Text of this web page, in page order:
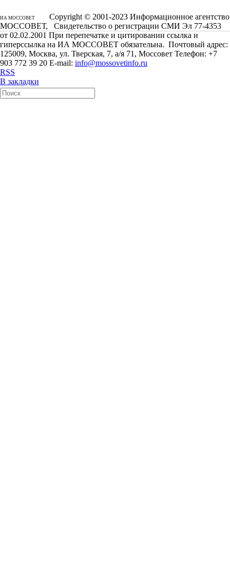
ИА МОССОВЕТ
Copyright © 2001-2023 Информационное агентство
МОССОВЕТ, Свидетельство о регистрации СМИ Эл 77-4353
от 02.02.2001 При перепечатке и цитировании ссылка и
гиперссылка на ИА МОССОВЕТ обязательна. Почтовый адрес:
125009, Москва, ул. Тверская, 7, а/я 71, Моссовет Телефон: +7
903 772 39 20 E-mail: info@mossovetinfo.ru
RSS
В закладки